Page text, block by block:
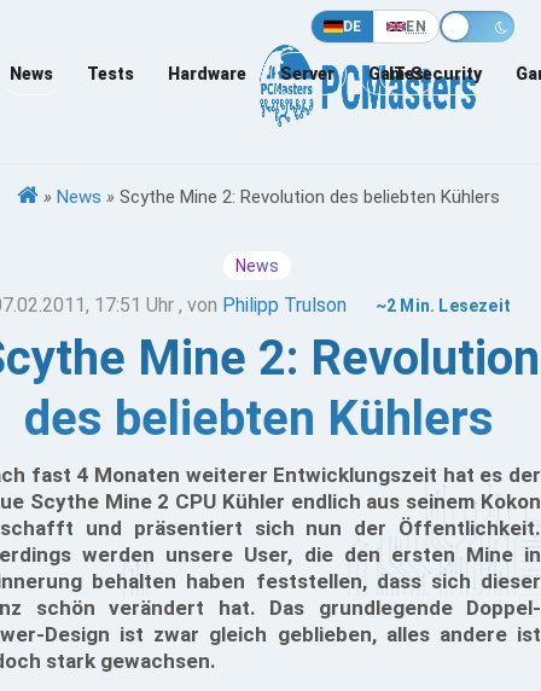
DE EN
News Tests Hardware Server Games
IT-Security
» News » Scythe Mine 2: Revolution des beliebten Kühlers
News
17:51 Uhr , von Philipp Trulson ~2 Min. Lesezeit
Mine 2: Revolution
des beliebten Kühlers
fast 4 Monaten weiterer Entwicklungszeit hat es der
Scythe Mine 2 CPU Kühler endlich aus seinem Kokon
und präsentiert sich nun der Öffentlichkeit.
werden unsere User, die den ersten Mine in
behalten haben feststellen, dass sich dieser
schön verändert hat. Das grundlegende Doppel-
Design ist zwar gleich geblieben, alles andere ist
stark gewachsen.